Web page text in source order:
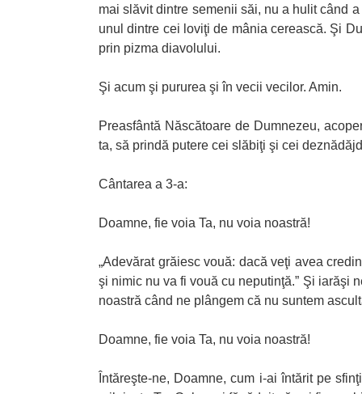
mai slăvit dintre semenii săi, nu a hulit când
unul dintre cei loviţi de mânia cerească. Şi
prin pizma diavolului.
Şi acum şi pururea şi în vecii vecilor. Amin.
Preasfântă Născătoare de Dumnezeu,
ta, să prindă putere cei slăbiţi şi cei
Cântarea a 3-a:
Doamne, fie voia Ta, nu voia noastră!
„Adevărat grăiesc vouă: dacă veţi avea
şi nimic nu va fi vouă cu neputinţă.” Şi iarăşi
noastră când ne plângem că nu suntem
Doamne, fie voia Ta, nu voia noastră!
Întăreşte-ne, Doamne, cum i-ai întărit pe